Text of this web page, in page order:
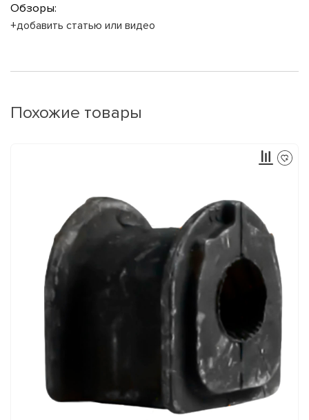
Обзоры:
+добавить статью или видео
Похожие товары